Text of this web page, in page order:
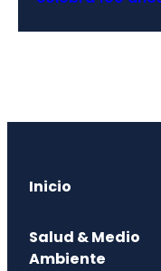
Inicio
Salud & Medio
Ambiente